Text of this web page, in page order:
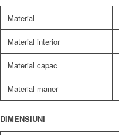
Material
Material interior
Material capac
Material maner
DIMENSIUNI